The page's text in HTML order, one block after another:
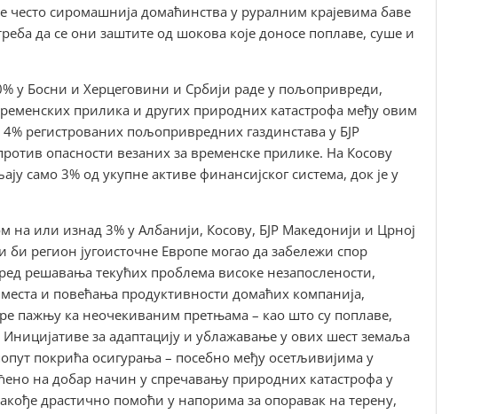
сиромашнија домаћинства у руралним крајевима баве
да се они заштите од шокова које доносе поплаве, суше и
у Босни и Херцеговини и Србији раде у пољопривреди,
прилика и других природних катастрофа међу овим
регистрованих пољопривредних газдинстава у БЈР
опасности везаних за временске прилике. На Косову
само 3% од укупне активе финансијског система, док је у
или изнад 3% у Албанији, Косову, БЈР Македонији и Црној
регион југоисточне Европе могао да забележи спор
решавања текућих проблема високе незапослености,
и повећања продуктивности домаћих компанија,
пажњу ка неочекиваним претњама – као што су поплаве,
за адаптацију и ублажавање у ових шест земаља
покрића осигурања – посебно међу осетљивијима у
на добар начин у спречавању природних катастрофа у
драстично помоћи у напорима за опоравак на терену,